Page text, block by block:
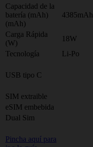
Capacidad de la
batería (mAh)
(mAh)
4385mAh
Carga Rápida
(W)
18W
Tecnología
Li-Po
USB tipo C
SIM extraible
eSIM embebida
Dual Sim
Pincha aquí para